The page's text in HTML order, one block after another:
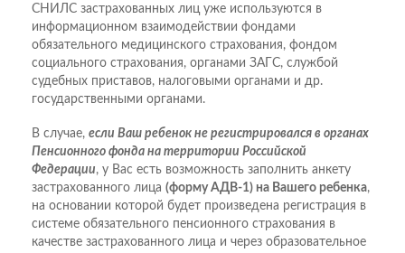
СНИЛС застрахованных лиц уже используются в
информационном взаимодействии фондами
обязательного медицинского страхования, фондом
социального страхования, органами ЗАГС, службой
судебных приставов, налоговыми органами и др.
государственными органами.
В случае, если Ваш ребенок не регистрировался в органах
Пенсионного фонда на территории Российской
Федерации, у Вас есть возможность заполнить анкету
застрахованного лица (форму АДВ-1) на Вашего ребенка,
на основании которой будет произведена регистрация в
системе обязательного пенсионного страхования в
качестве застрахованного лица и через образовательное